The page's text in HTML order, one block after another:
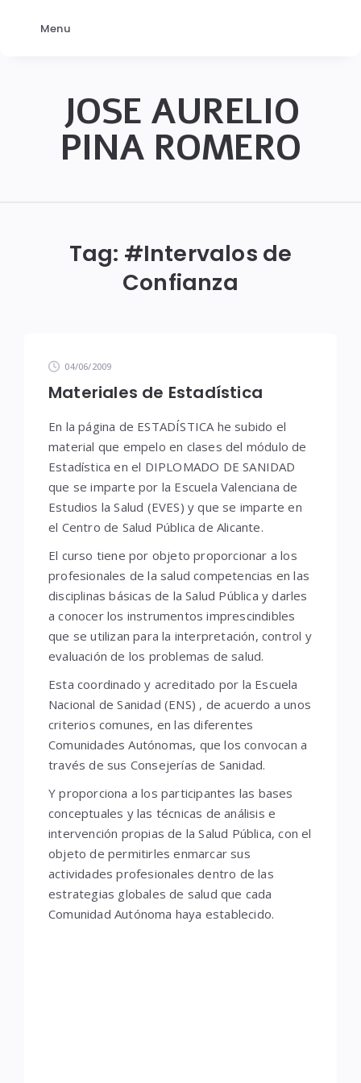
JOSE AURELIO
PINA ROMERO
ROMERO
Tag: #Intervalos de
Confianza
04/06/2009
Materiales de Estadística
En la página de ESTADÍSTICA he subido el
material que empelo en clases del módulo de
Estadística en el DIPLOMADO DE SANIDAD
que se imparte por la Escuela Valenciana de
Estudios la Salud (EVES) y que se imparte en
el Centro de Salud Pública de Alicante.
El curso tiene por objeto proporcionar a los
profesionales de la salud competencias en las
disciplinas básicas de la Salud Pública y darles
a conocer los instrumentos imprescindibles
que se utilizan para la interpretación, control y
evaluación de los problemas de salud.
Esta coordinado y acreditado por la Escuela
Nacional de Sanidad (ENS) , de acuerdo a unos
criterios comunes, en las diferentes
Comunidades Autónomas, que los convocan a
través de sus Consejerías de Sanidad.
Y proporciona a los participantes las bases
conceptuales y las técnicas de análisis e
intervención propias de la Salud Pública, con el
objeto de permitirles enmarcar sus
actividades profesionales dentro de las
estrategias globales de salud que cada
Comunidad Autónoma haya establecido.
Menu